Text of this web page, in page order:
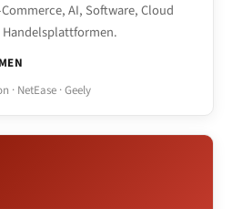
AI, Software, Cloud
· NetEase · Geely